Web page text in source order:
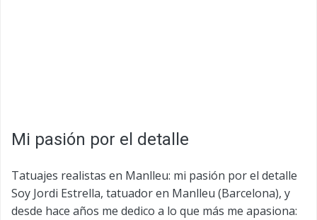
Mi pasión por el detalle
Tatuajes realistas en Manlleu: mi pasión por el detalle
Soy Jordi Estrella, tatuador en Manlleu (Barcelona), y
desde hace años me dedico a lo que más me apasiona: